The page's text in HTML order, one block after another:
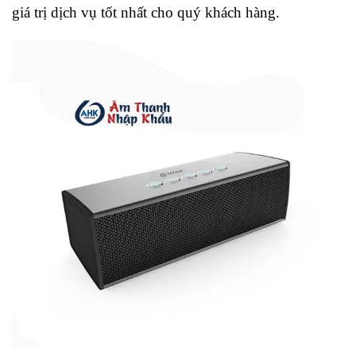
giá trị dịch vụ tốt nhất cho quý khách hàng.